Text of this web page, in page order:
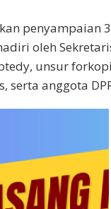
penyampaian
oleh
unsur
serta anggota